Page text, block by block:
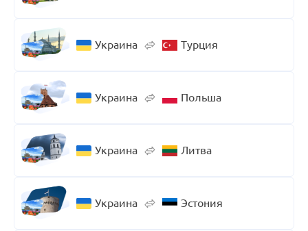
Украина Турция
Украина Польша
Украина Литва
Украина Эстония